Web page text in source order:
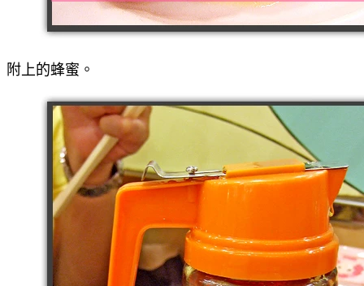
附上的蜂蜜。